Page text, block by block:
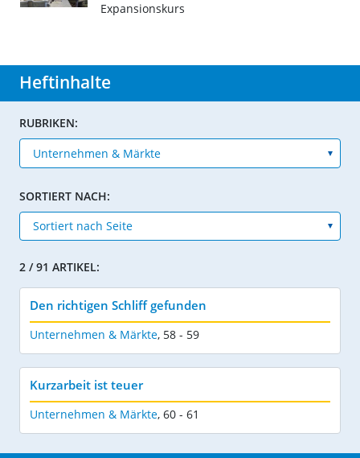
Expansionskurs
Heftinhalte
RUBRIKEN:
SORTIERT NACH:
2 / 91 ARTIKEL:
Den richtigen Schliff gefunden
Unternehmen & Märkte, 58 - 59
Kurzarbeit ist teuer
Unternehmen & Märkte, 60 - 61